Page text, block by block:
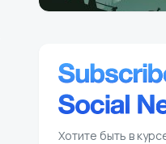
Хотите быть в